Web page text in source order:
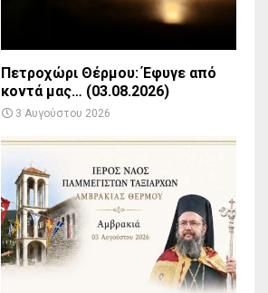
Πετροχώρι Θέρμου: Έφυγε από
κοντά μας… (03.08.2026)
3 Αυγούστου 2026